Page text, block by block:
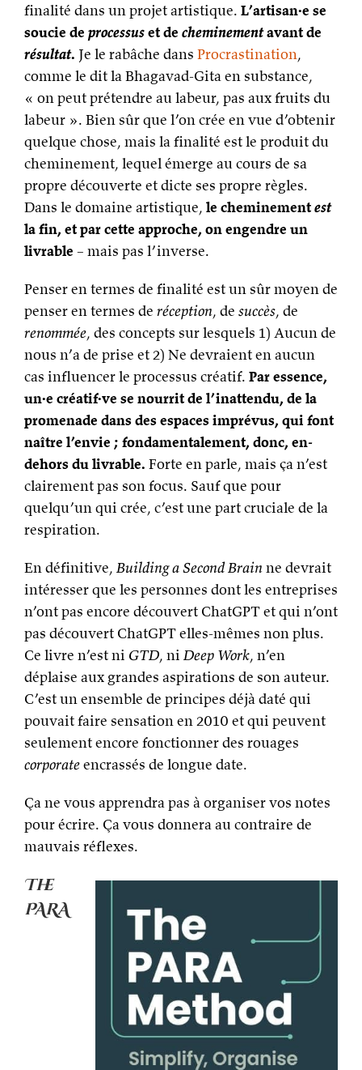
finalité dans un projet artistique. L’artisan·e se
soucie de processuset de cheminementavant de
résultat. Je le rabâche dans Procrastination,
comme le dit la Bhagavad-Gita en substance,
« on peut prétendre au labeur, pas aux fruits du
labeur ». Bien sûr que l’on crée en vue d’obtenir
quelque chose, mais la finalité est le produit du
cheminement, lequel émerge au cours de sa
propre découverte et dicte ses propre règles.
Dans le domaine artistique, le cheminementest
la fin, et par cette approche, on engendre un
livrable – mais pas l’inverse.
Penser en termes de finalité est un sûr moyen de
penser en termes de réception, de succès, de
renommée, des concepts sur lesquels 1) Aucun de
nous n’a de prise et 2) Ne devraient en aucun
cas influencer le processus créatif. Par essence,
un·e créatif·ve se nourrit de l’inattendu, de la
promenade dans des espaces imprévus, qui font
naître l’envie ; fondamentalement, donc, en-
dehors du livrable. Forte en parle, mais ça n’est
clairement pas son focus. Sauf que pour
quelqu’un qui crée, c’est une part cruciale de la
respiration.
En définitive, Building a Second Brainne devrait
intéresser que les personnes dont les entreprises
n’ont pas encore découvert ChatGPT et qui n’ont
pas découvert ChatGPT elles-mêmes non plus.
Ce livre n’est ni GTD, ni Deep Work, n’en
déplaise aux grandes aspirations de son auteur.
C’est un ensemble de principes déjà daté qui
pouvait faire sensation en 2010 et qui peuvent
seulement encore fonctionner des rouages
corporateencrassés de longue date.
Ça ne vous apprendra pas à organiser vos notes
pour écrire. Ça vous donnera au contraire de
mauvais réflexes.
The
PARA